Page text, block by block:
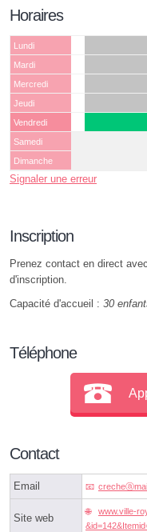
Horaires
Lundi
Mardi
Mercredi
Jeudi
Vendredi
Samedi
Dimanche
Signaler une erreur
Inscription
Prenez contact en direct
d'inscription.
Capacité d'accueil : 30
Téléphone
Contact
Email
Site web
www.ville-